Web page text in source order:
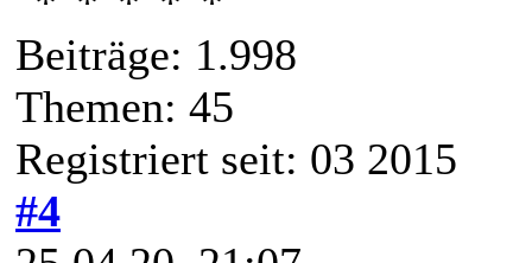
Beiträge: 1.998
Themen: 45
Registriert seit: 03 2015
#4